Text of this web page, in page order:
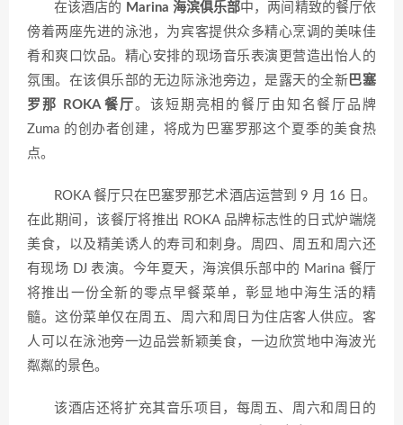
在该酒店的 Marina 海滨俱乐部中，两间精致的餐厅依
傍着两座先进的泳池，为宾客提供众多精心烹调的美味佳
肴和爽口饮品。精心安排的现场音乐表演更营造出怡人的
氛围。在该俱乐部的无边际泳池旁边，是露天的全新 巴塞
罗那 ROKA 餐厅。该短期亮相的餐厅由知名餐厅品牌
Zuma 的创办者创建，将成为巴塞罗那这个夏季的美食热
点。
ROKA 餐厅只在巴塞罗那艺术酒店运营到 9 月 16 日。
在此期间，该餐厅将推出 ROKA 品牌标志性的日式炉端烧
美食，以及精美诱人的寿司和刺身。周四、周五和周六还
有现场 DJ 表演。今年夏天，海滨俱乐部中的 Marina 餐厅
将推出一份全新的零点早餐菜单，彰显地中海生活的精
髓。这份菜单仅在周五、周六和周日为住店客人供应。客
人可以在泳池旁一边品尝新颖美食，一边欣赏地中海波光
粼粼的景色。
该酒店还将扩充其音乐项目，每周五、周六和周日的